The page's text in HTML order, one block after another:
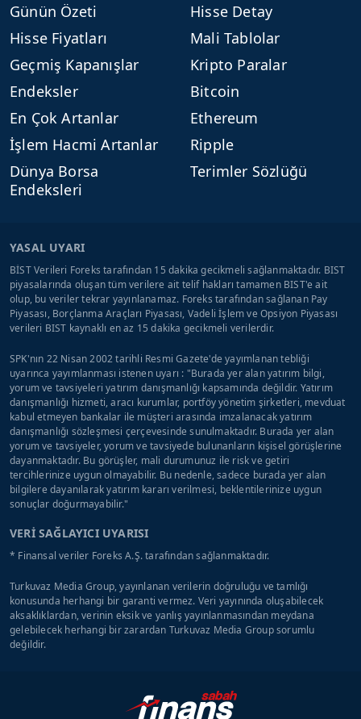
Günün Özeti
Hisse Fiyatları
Geçmiş Kapanışlar
Endeksler
En Çok Artanlar
İşlem Hacmi Artanlar
Dünya Borsa
Endeksleri
Hisse Detay
Mali Tablolar
Kripto Paralar
Bitcoin
Ethereum
Ripple
Terimler Sözlüğü
YASAL UYARI
BİST Verileri Foreks tarafından 15 dakika gecikmeli sağlanmaktadır. BIST
piyasalarında oluşan tüm verilere ait telif hakları tamamen BIST'e ait
olup, bu veriler tekrar yayınlanamaz. Foreks tarafından sağlanan Pay
Piyasası, Borçlanma Araçları Piyasası, Vadeli İşlem ve Opsiyon Piyasası
verileri BIST kaynaklı en az 15 dakika gecikmeli verilerdir.
SPK'nın 22 Nisan 2002 tarihli Resmi Gazete'de yayımlanan tebliği
uyarınca yayımlanması istenen uyarı : "Burada yer alan yatırım bilgi,
yorum ve tavsiyeleri yatırım danışmanlığı kapsamında değildir. Yatırım
danışmanlığı hizmeti, aracı kurumlar, portföy yönetim şirketleri, mevduat
kabul etmeyen bankalar ile müşteri arasında imzalanacak yatırım
danışmanlığı sözleşmesi çerçevesinde sunulmaktadır. Burada yer alan
yorum ve tavsiyeler, yorum ve tavsiyede bulunanların kişisel görüşlerine
dayanmaktadır. Bu görüşler, mali durumunuz ile risk ve getiri
tercihlerinize uygun olmayabilir. Bu nedenle, sadece burada yer alan
bilgilere dayanılarak yatırım kararı verilmesi, beklentilerinize uygun
sonuçlar doğurmayabilir."
VERİ SAĞLAYICI UYARISI
* Finansal veriler Foreks A.Ş. tarafından sağlanmaktadır.
Turkuvaz Media Group, yayınlanan verilerin doğruluğu ve tamlığı
konusunda herhangi bir garanti vermez. Veri yayınında oluşabilecek
aksaklıklardan, verinin eksik ve yanlış yayınlanmasından meydana
gelebilecek herhangi bir zarardan Turkuvaz Media Group sorumlu
değildir.